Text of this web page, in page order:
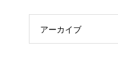
アーカイブ